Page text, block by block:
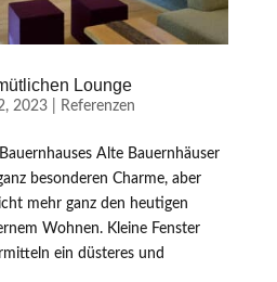
Lounge
2023| Referenzen
Alte Bauernhäuser
besonderen Charme, aber
mehr ganz den heutigen
Wohnen. Kleine Fenster
ein düsteres und